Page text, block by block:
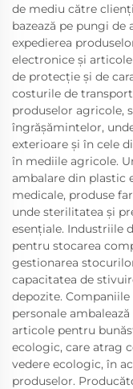
de mediu către
bazează pe pungi
expedierea
electronice și
de protecție și de
costurile de
produselor agricole,
îngrășămintelor,
exterioare și în cele
în mediile agricole.
ambalare din plastic
medicale, produse
unde sterilitatea și
esențiale. Industriile
pentru stocarea
gestionarea
capacitatea de
depozite.
personale
articole pentru
ecologic, care atrag
vedere ecologic, în
produselor.